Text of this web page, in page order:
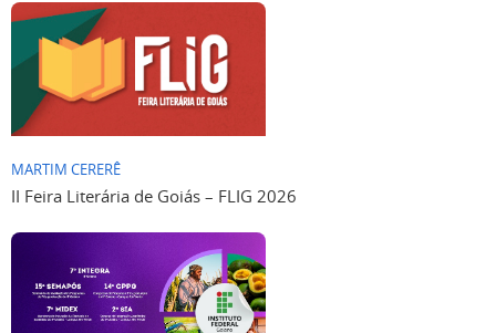
MARTIM CERERÊ
II Feira Literária de Goiás – FLIG 2026